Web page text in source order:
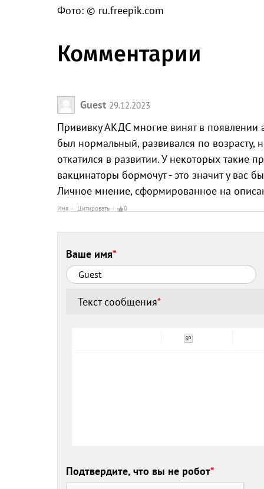
Фото: © ru.freepik.com
Комментарии
Guest 29.12.2023
Прививку АКДС многие винят в появлении
был нормальный, развивался по возрасту,
откатился в развитии. У некоторых такие
вакцинаторы бормочут - это значит у вас
Личное мнение, сформированное на
Имя Цитировать 0
Ваше имя*
Текст сообщения*
Подтвердите, что вы не робот*